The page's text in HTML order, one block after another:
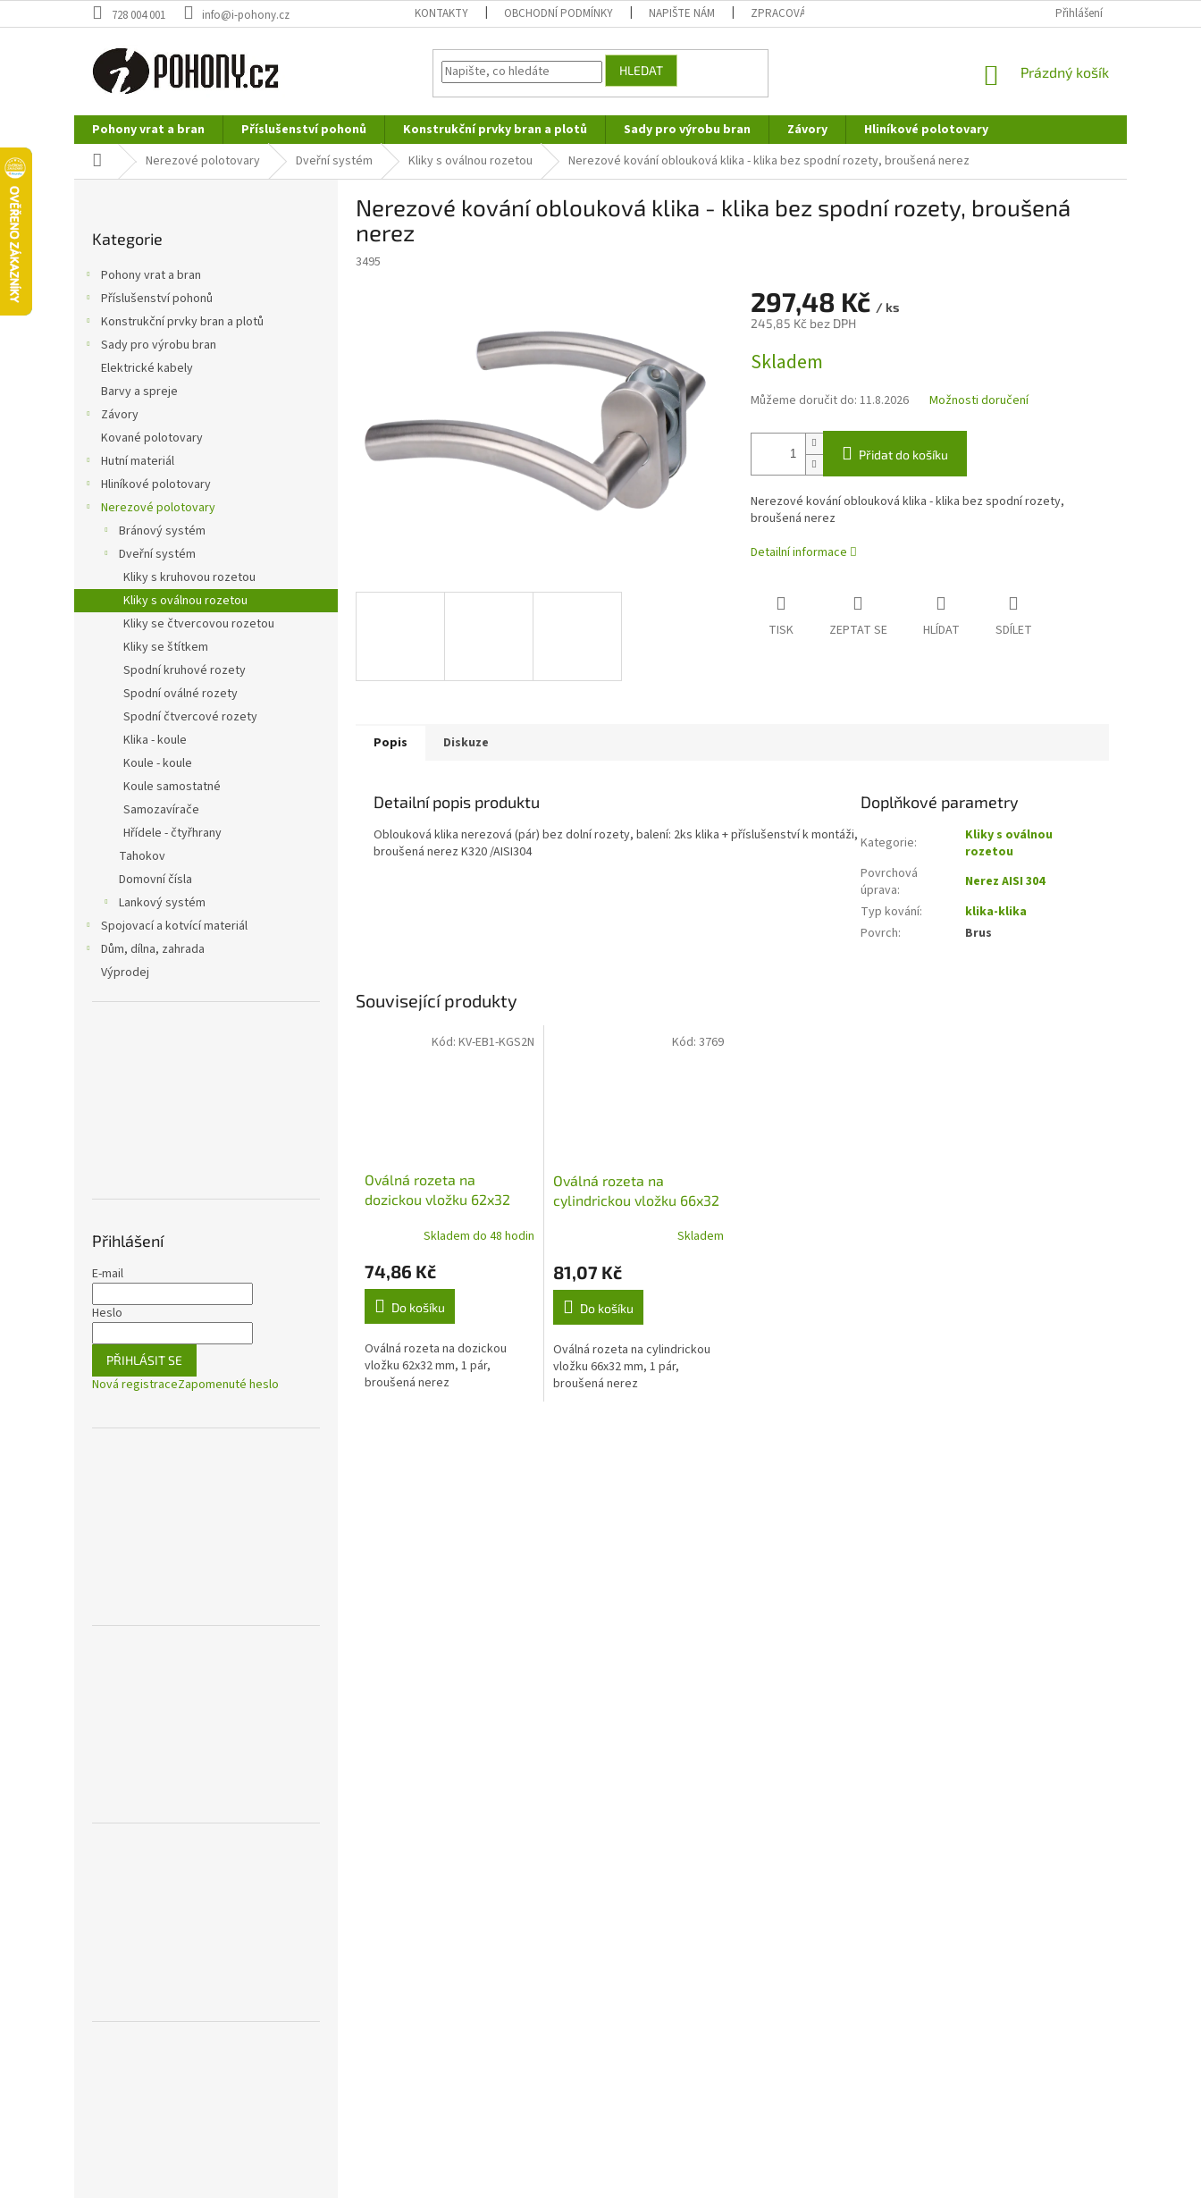
na
728 004 001 info@i-pohony.cz KONTAKTY OBCHODNÍ PODMÍNKY NAPIŠTE NÁM ZPRACOVÁNÍ OSOBNÍCH ÚDAJŮ REKLAMAČNÍ ŘÁD
Přihlášení
HLEDAT
NÁKUPNÍ
Prázdný košík
Pohony vrat a bran Příslušenství pohonů Konstrukční prvky bran a plotů Sady pro výrobu bran Závory
Hliníkové polotovary
Nerezové polotovary
Hutní materiál
Domů Nerezové polotovary Dveřní systém Kliky s oválnou rozetou Nerezové kování oblouková klika - klika bez spodní rozety, broušená nerez
kategorie
Kategorie
Pohony vrat a bran
Příslušenství pohonů
Konstrukční prvky bran a plotů
Sady pro výrobu bran
Elektrické kabely
Barvy a spreje
Závory
Kované polotovary
Hutní materiál
Hliníkové polotovary
Nerezové polotovary
Bránový systém
Dveřní systém
Kliky s kruhovou rozetou
Kliky s oválnou rozetou
Kliky se čtvercovou rozetou
Kliky se štítkem
Spodní kruhové rozety
Spodní oválné rozety
Spodní čtvercové rozety
Klika - koule
Koule - koule
Koule samostatné
Samozavírače
Hřídele - čtyřhrany
Tahokov
Domovní čísla
Lankový systém
Spojovací a kotvící materiál
Dům, dílna, zahrada
Výprodej
Přihlášení
E-mail
Heslo
PŘIHLÁSIT SE
Nová registraceZapomenuté heslo
Nerezové kování oblouková klika - klika bez spodní rozety, broušená
nerez
3495
297,48 Kč / ks
245,85 Kč bez DPH
cena:
Skladem
Můžeme doručit do: 11.8.2026 Možnosti doručení
Přidat do košíku
Nerezové kování oblouková klika - klika bez spodní rozety,
broušená nerez
Detailní informace
TISK ZEPTAT SE HLÍDAT SDÍLET
Související produkty
Oválná rozeta na
dozickou vložku 62x32
Skladem do 48 hodin
74,86 Kč
Do košíku
Oválná rozeta na dozickou
vložku 62x32 mm, 1 pár,
broušená nerez
Kód: KV-EB1-KGS2N
Oválná rozeta na
cylindrickou vložku 66x32
Skladem
81,07 Kč
Do košíku
Oválná rozeta na cylindrickou
vložku 66x32 mm, 1 pár,
broušená nerez
Kód: 3769
Popis Diskuze
Detailní popis produktu
Oblouková klika nerezová (pár) bez dolní rozety, balení: 2ks klika + příslušenství k montáži,
broušená nerez K320 /AISI304
Doplňkové parametry
Kategorie:
Kliky s oválnou
rozetou
Povrchová
úprava:
Nerez AISI 304
Typ kování:
klika-klika
Povrch: Brus